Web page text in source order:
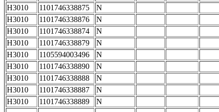
H3010 1101746338875
N
H3010
1101746338876
N
H3010
1101746338874
N
H3010
1101746338879
N
H3010
1105594003496
N
H3010
1101746338890
N
H3010
1101746338888
N
H3010
1101746338887
N
H3010
1101746338889
N